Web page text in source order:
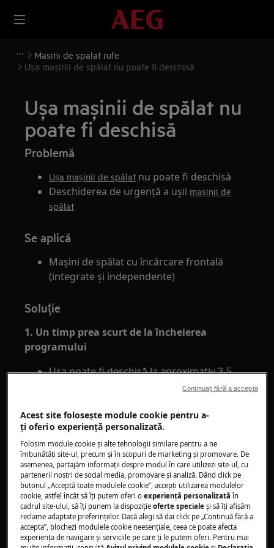
Masini de spalat rufe
Uşa maşinii de spălat nu poate fi deschisă
Uşa maşinii de spălat nu
poate fi deschisă
Problemă
Uşa maşinii de spălat nu poate fi deschisă
Deschiderea de urgență a ușii mașinii de
spălat
Se aplică
Maşini de spălat cu încărcare frontală
(integrate şi independente)
Soluție
1. Un timp prea scurt de la încheierea
programului
Uşa poate fi deschisă la aproximativ 3-5
minute după încheierea ciclului de spălare
încuietoarea uşii).
Acest lucru este normal.
2. Verificaţi dacă există apă în maşină
Dacă există apă în maşină uşa nu poate fi
deschisă.
Dacă doriţi să deschideţi uşa o puteţi face
după ce apa a fost evacuată sau, dacă este
necesar, prin executarea unei operaţii de
Acest site folosește module cookie pentru a-
ţi oferi o experienţă personalizată.
Folosim module cookie și alte tehnologii similare pentru a ne
îmbunătăţi site-ul, precum și în scopuri de marketing și promovare. De
asemenea, partajăm informaţii despre modul în care utilizezi site-ul, cu
partenerii noștri de social media, promovare și analiză. Dând click pe
butonul „Acceptă toate modulele cookie”, accepţi utilizarea modulelor
cookie, astfel încât să îţi putem oferi oexperienţă personalizată în
cadrul site-ului, să îţi punem la dispoziţieoferte speciale și să îţi afișăm
reclame adaptate preferinţelor. Dacă alegi să dai click pe „Continuă fără a
accepta”, blochezi modulele cookie neesenţiale, ceea ce poate afecta
experienţa de navigare și serviciile pe care ţi le putem oferi. Pentru mai
Continuați fără a accepta